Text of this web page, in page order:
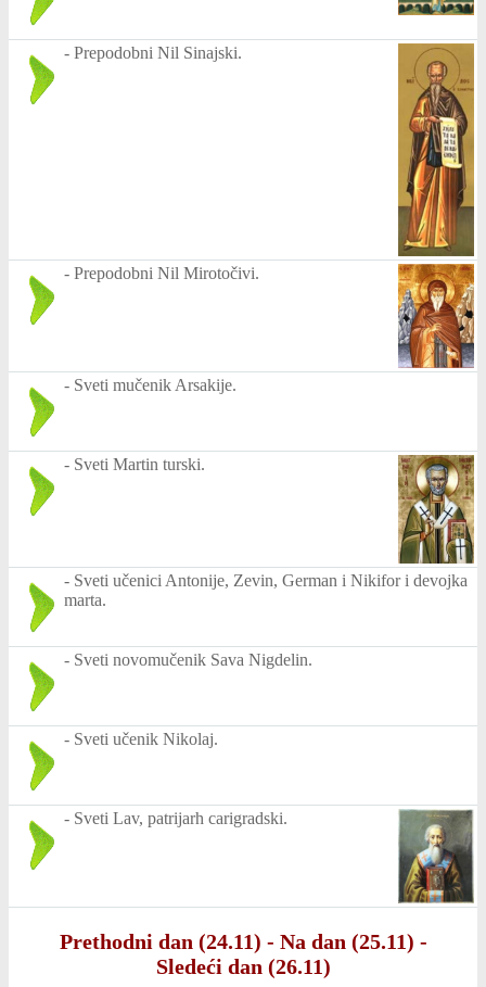
- Prepodobni Nil Sinajski.
- Prepodobni Nil Mirotočivi.
- Sveti mučenik Arsakije.
- Sveti Martin turski.
- Sveti učenici Antonije, Zevin, German i Nikifor i devojka
marta.
- Sveti novomučenik Sava Nigdelin.
- Sveti učenik Nikolaj.
- Sveti Lav, patrijarh carigradski.
Prethodni dan (24.11) - Na dan (25.11) -
Sledeći dan (26.11)